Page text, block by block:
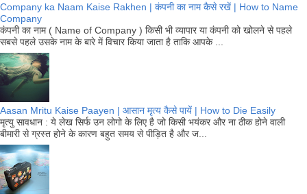
Company ka Naam Kaise Rakhen | कंपनी का नाम कैसे रखें | How to Name
Company
कंपनी का नाम ( Name of Company ) किसी भी व्यापार या कंपनी को खोलने से पहले
सबसे पहले उसके नाम के बारे में विचार किया जाता है ताकि आपके ...
Aasan Mritu Kaise Paayen | आसान मृत्य कैसे पायें | How to Die Easily
मृत्यु सावधान : ये लेख सिर्फ उन लोगो के लिए है जो किसी भयंकर और ना ठीक होने वाली
बीमारी से ग्रस्त होने के कारण बहुत समय से पीड़ित है और ज...